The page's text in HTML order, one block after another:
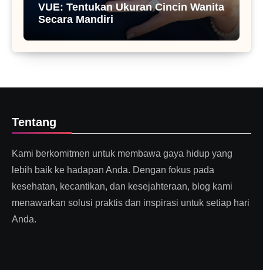
VUE: Tentukan Ukuran Cincin Wanita
Secara Mandiri
Tentang
Kami berkomitmen untuk membawa gaya hidup yang
lebih baik ke hadapan Anda. Dengan fokus pada
kesehatan, kecantikan, dan kesejahteraan, blog kami
menawarkan solusi praktis dan inspirasi untuk setiap hari
Anda.